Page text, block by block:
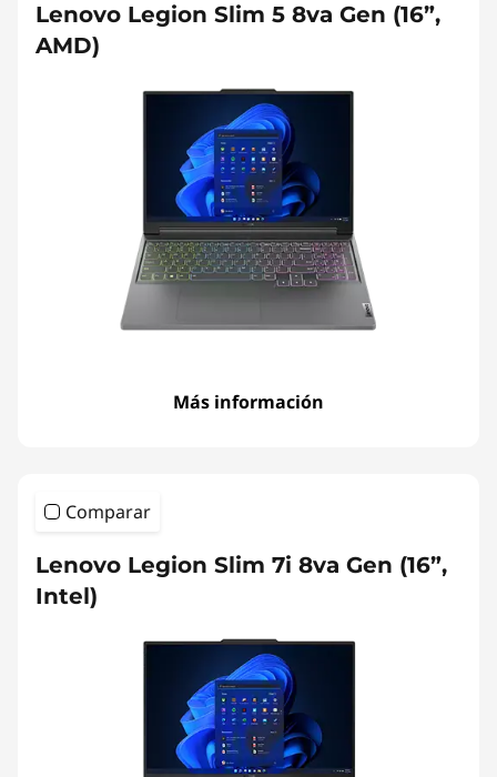
Lenovo Legion Slim 5 8va Gen (16”,
AMD)
Más información
Comparar
Lenovo Legion Slim 7i 8va Gen (16”,
Intel)